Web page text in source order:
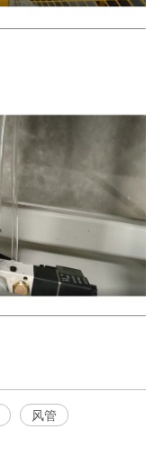
风管